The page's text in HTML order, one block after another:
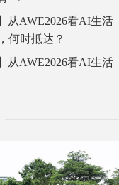
从AWE2026看AI生活
何时抵达？
从AWE2026看AI生